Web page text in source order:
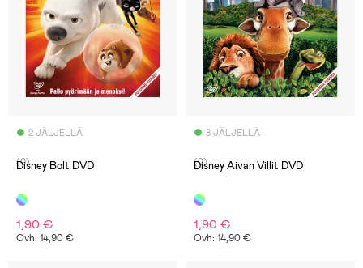
2 JÄLJELLÄ
(0)
Disney Bolt DVD
1,90 €
Ovh: 14,90 €
8 JÄLJELLÄ
(0)
Disney Aivan Villit DVD
1,90 €
Ovh: 14,90 €